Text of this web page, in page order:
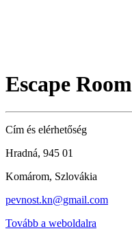
Escape Room
Cím és elérhetőség
Hradná, 945 01
Komárom, Szlovákia
pevnost.kn@gmail.com
Tovább a weboldalra